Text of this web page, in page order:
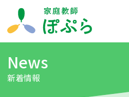
News
新着情報